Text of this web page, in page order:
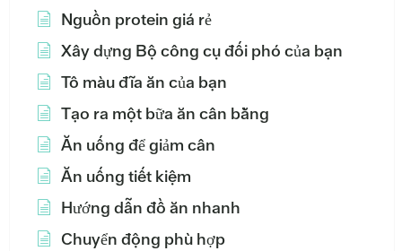
Nguồn protein giá rẻ
Xây dựng Bộ công cụ đối phó của bạn
Tô màu đĩa ăn của bạn
Tạo ra một bữa ăn cân bằng
Ăn uống để giảm cân
Ăn uống tiết kiệm
Hướng dẫn đồ ăn nhanh
Chuyển động phù hợp